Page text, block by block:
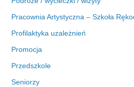
Pracownia Artystyczna – Szkoła
Profilaktyka uzależnień
Promocja
Przedszkole
Seniorzy